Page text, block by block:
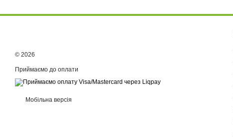
© 2026
Приймаємо до оплати
Мобільна версія